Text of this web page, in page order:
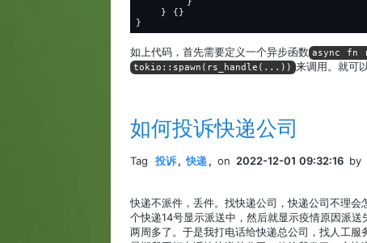
}
{}
}
如上代码，首先需要定义一个异步函数 async fn
tokio::spawn(rs_handle(...)) 来调用。就可
如何投诉快递公司
Tag 投诉, 快递 , on 2022-12-01 09:32:16 by
快递不派件，丢件。找快递公司，快递公司不理
个快递14号显示派送中，然后就显示疫情原因派
两周多了。于是我打电话给快递总公司，找人工